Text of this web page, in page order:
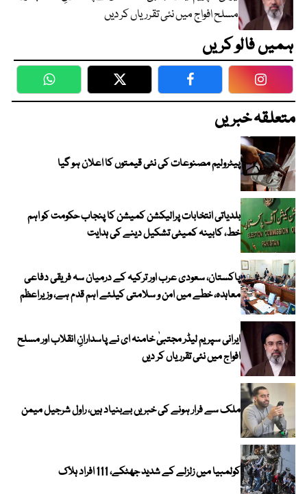
مسلح افواج میں نئی تقرریاں کر دیں
ہمیں فالو کریں
WhatsApp Twitter Facebook
متعلقہ خبریں
پیٹرولیم مصنوعات کی نئی قیمتوں کا اعلان ہو گیا
بلدیاتی انتخابات پرالیکشن کمیشن کا پنجاب حکومت کو اہم
خط، کابینہ کمیٹی تشکیل دینے کی ہدایت
پاکستان، سعودی عرب اور ترکیہ کے درمیان سہ فریقی دفاعی
معاہدہ، خطے میں امن و سلامتی کیلئے اہم قدم ہے، وزیراعظم
ایرانی سپریم لیڈر مجتبیٰ خامنہ ای نے پاسدارانِ انقلاب اور مسلح
افواج میں نئی تقرریاں کر دیں
ملک سے فرار ہونے کی خبریں بےبنیاد ہیں، راول شرجیل میمن
کولمبیا میں زلزلے کے شدید جھٹکے، 111 افراد ہلاک